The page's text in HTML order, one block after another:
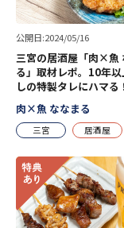
公開日:2024/05/16
三宮の居酒屋「肉×魚
る」取材レポ。10年
しの特製タレにハマる！
肉×魚 ななまる
三宮 居酒屋